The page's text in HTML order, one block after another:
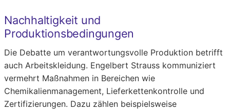
Nachhaltigkeit und
Produktionsbedingungen
Die Debatte um verantwortungsvolle Produktion betrifft
auch Arbeitskleidung. Engelbert Strauss kommuniziert
vermehrt Maßnahmen in Bereichen wie
Chemikalienmanagement, Lieferkettenkontrolle und
Zertifizierungen. Dazu zählen beispielsweise